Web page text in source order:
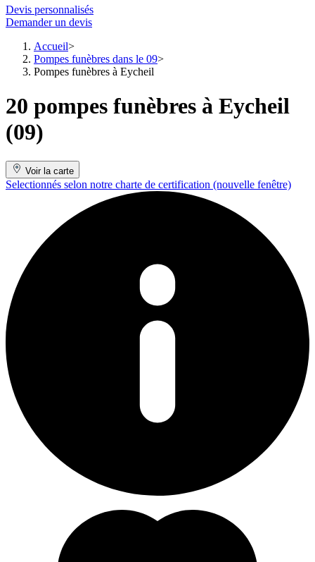
Devis personnalisés
Demander un devis
Accueil
Pompes funèbres dans le 09
Pompes funèbres à Eycheil
20 pompes funèbres à Eycheil
(09)
Voir la carte
Selectionnés selon notre charte de certification (nouvelle fenêtre)